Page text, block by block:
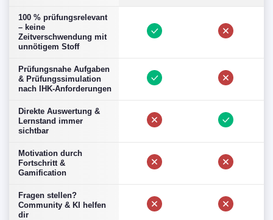
100 % prüfungsrelevant
– keine
Zeitverschwendung mit
unnötigem Stoff
Prüfungsnahe Aufgaben
& Prüfungssimulation
nach IHK-Anforderungen
Direkte Auswertung &
Lernstand immer
sichtbar
Motivation durch
Fortschritt &
Gamification
Fragen stellen?
Community & KI helfen
dir